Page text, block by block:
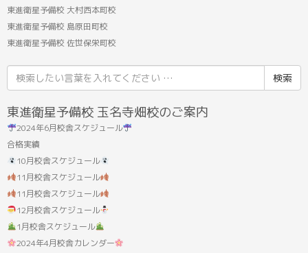
東進衛星予備校 大村西本町校
東進衛星予備校 島原田町校
東進衛星予備校 佐世保栄町校
索
結
果:
東進衛星予備校 玉名寺畑校のご案内
2024年6月校舎スケジュール
合格実績
10月校舎スケジュール
11月校舎スケジュール
11月校舎スケジュール
12月校舎スケジュール
1月校舎スケジュール
2024年4月校舎カレンダー